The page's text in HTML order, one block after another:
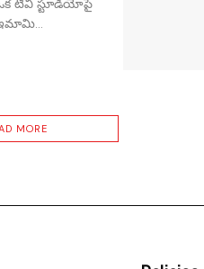
టీవీ స్టూడియోపై
MORE